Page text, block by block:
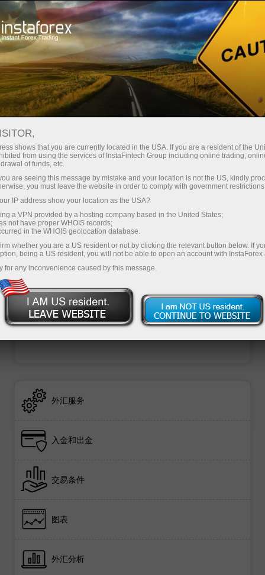
对于交易者
给与InstaForex交易者
本部分针对那些在外汇交易中从事过的人。 在
这里，您将获得有关InstaForex交易条件的见
解。 此外，您还将了解如何存入帐户并从中取
款。 您将获得分析文章，图表，金融市场的视
频评论，新闻更新，竞赛，促销活动，
InstaForex体育项目等。
Open trading account
Open demo account
外汇服务
入金和出金
交易条件
图表
外汇分析
shows that you are currently located in the USA. If you are a resident of the
from using the services of InstaFintech Group including online trading,
of funds, etc.
are seeing this message by mistake and your location is not the US, kindly
you must leave the website in order to comply with government
IP address show your location as the USA?
a VPN provided by a hosting company based in the United States;
not have proper WHOIS records;
in the WHOIS geolocation database.
whether you are a US resident or not by clicking the relevant button below. If
being a US resident, you will not be able to open an account with InstaForex
for any inconvenience caused by this message.